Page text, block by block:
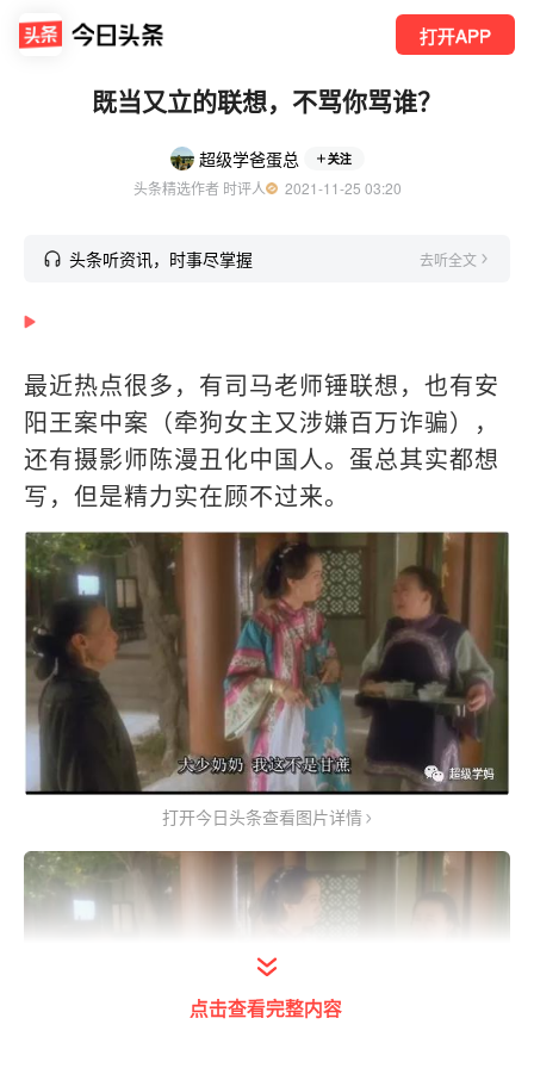
打开APP
既当又立的联想，不骂你骂谁？
超级学爸蛋总 关注
头条精选作者 时评人
  2021-11-25 03:20
头条听资讯，时事尽掌握 去听全文
最近热点很多，有司马老师锤联想，也有安
阳王案中案（牵狗女主又涉嫌百万诈骗），
还有摄影师陈漫丑化中国人。蛋总其实都想
写，但是精力实在顾不过来。
打开今日头条查看图片详情
点击查看完整内容